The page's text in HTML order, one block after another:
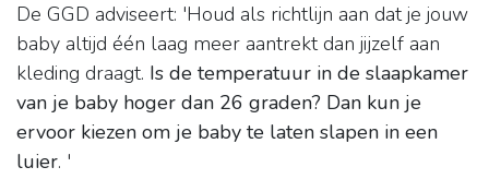
De GGD adviseert: 'Houd als richtlijn aan dat je jouw
baby altijd één laag meer aantrekt dan jijzelf aan
kleding draagt. Is de temperatuur in de slaapkamer
van je baby hoger dan 26 graden? Dan kun je
ervoor kiezen om je baby te laten slapen in een
luier. '